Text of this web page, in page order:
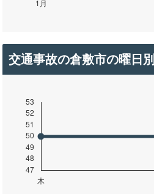
交通事故の倉敷市の曜日